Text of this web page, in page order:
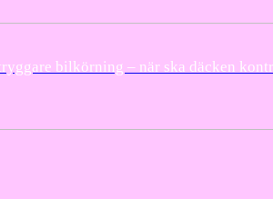
bilkörning – när ska däcken